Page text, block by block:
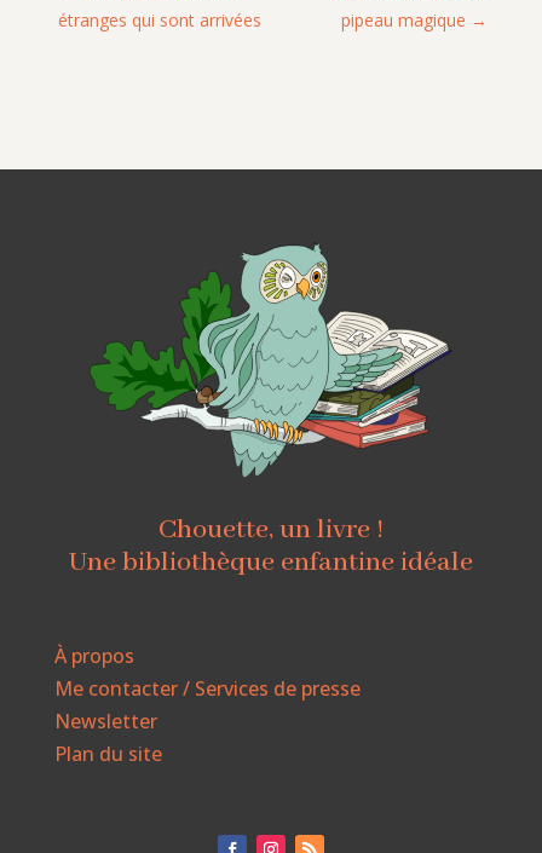
pipeau magique
étranges qui sont arrivées
Chouette, un livre !
Une bibliothèque enfantine idéale
À propos
Me contacter / Services de presse
Newsletter
Plan du site